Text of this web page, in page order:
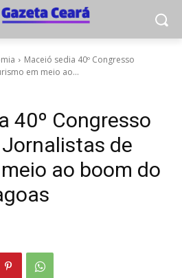
Maceió sedia 40º Congresso
em meio ao...
40º Congresso
de
ao boom do